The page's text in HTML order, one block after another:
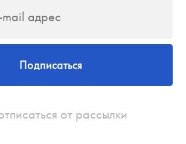
Подписаться
от рассылки